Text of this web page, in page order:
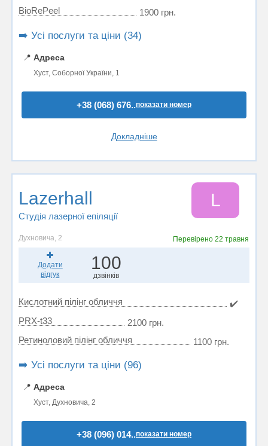
BioRePeel
1900 грн.
➡️ Усі послуги та ціни (34)
📍 Адреса
Хуст, Соборної України, 1
+38 (068) 676..показати номер
Докладніше
Lazerhall
Студія лазерної епіляції
L
Духновича, 2 Перевірено22 травня
Додати
відгук
100
дзвінків
Кислотний пілінг обличчя
✔️
PRX-t33
2100 грн.
Ретиноловий пілінг обличчя
1100 грн.
➡️ Усі послуги та ціни (96)
📍 Адреса
Хуст, Духновича, 2
+38 (096) 014..показати номер